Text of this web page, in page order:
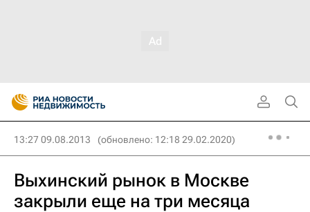
13:27 09.08.2013 (обновлено: 12:18 29.02.2020)
Выхинский рынок в Москве
закрыли еще на три месяца